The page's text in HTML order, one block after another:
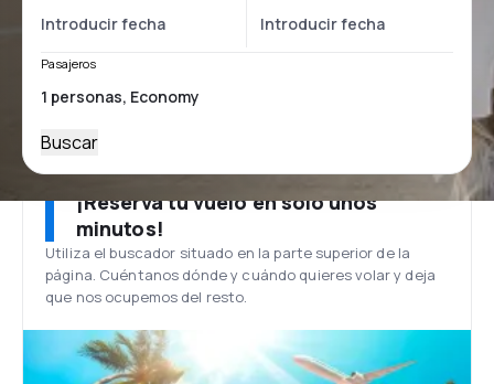
Pasajeros
Buscar
¡Reserva tu vuelo en solo unos
minutos!
Utiliza el buscador situado en la parte superior de la
página. Cuéntanos dónde y cuándo quieres volar y deja
que nos ocupemos del resto.